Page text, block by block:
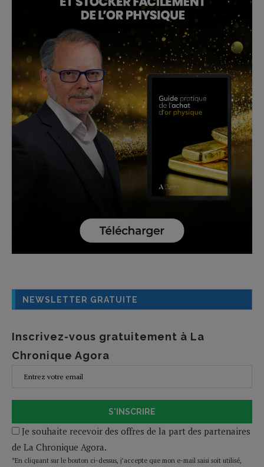
NEWSLETTER GRATUITE
Inscrivez-vous gratuitement à La
Chronique Agora
S'INSCRIRE
Je souhaite recevoir des offres de la part des partenaires
de La Chronique Agora.
*En cliquant sur le bouton ci-dessus, j’accepte que mon e-mail saisi soit utilisé,